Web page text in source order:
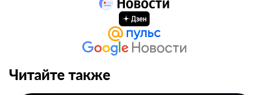
Читайте также